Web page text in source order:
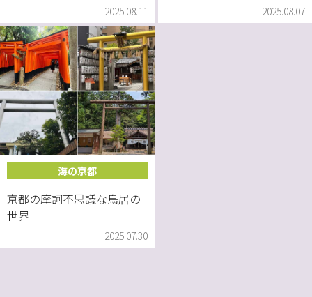
2025.08.11 2025.08.07
海の京都
京都の摩訶不思議な鳥居の
世界
2025.07.30